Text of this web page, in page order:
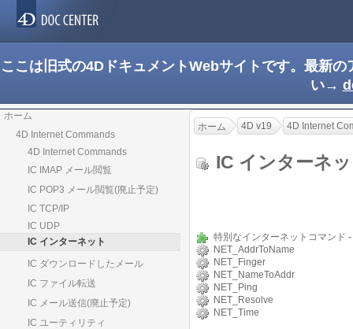
ここは旧式の4DドキュメントWebサイトです。最新
い→
ホーム
4D Internet Commands
4D Internet Commands
IC IMAP メール閲覧
IC POP3 メール閲覧(廃止予定)
IC TCP/IP
IC UDP
IC インターネット
IC ダウンロードしたメール
IC ファイル転送
IC メール送信(廃止予定)
IC ユーティリティ
ホーム 4D v19 4D Internet
IC インターネ
特別なインターネットコマンド
NET_AddrToName
NET_Finger
NET_NameToAddr
NET_Ping
NET_Resolve
NET_Time